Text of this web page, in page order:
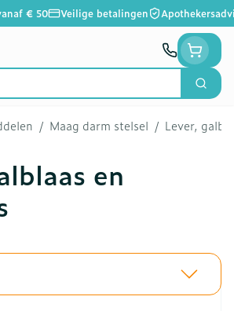
€ 50 Veilige betalingen
Zoek
/ Maag darm stelsel / Lever,
en